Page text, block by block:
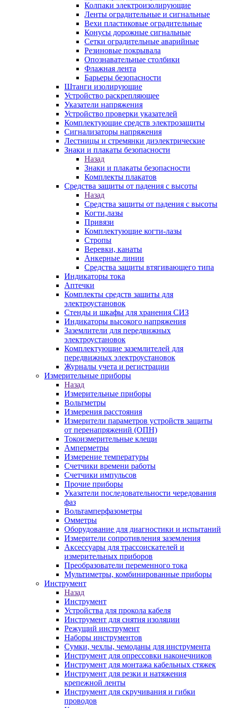
Колпаки электроизолирующие
Ленты оградительные и сигнальные
Вехи пластиковые оградительные
Конусы дорожные сигнальные
Сетки оградительные аварийные
Резиновые покрывала
Опознавательные столбики
Флажная лента
Барьеры безопасности
Штанги изолирующие
Устройство раскрепляющее
Указатели напряжения
Устройство проверки указателей
Комплектующие средств электрозащиты
Сигнализаторы напряжения
Лестницы и стремянки диэлектрические
Знаки и плакаты безопасности
Назад
Знаки и плакаты безопасности
Комплекты плакатов
Средства защиты от падения с высоты
Назад
Средства защиты от падения с высоты
Когти,лазы
Привязи
Комплектующие когти-лазы
Стропы
Веревки, канаты
Анкерные линии
Средства защиты втягивающего типа
Индикаторы тока
Аптечки
Комплекты средств защиты для
электроустановок
Стенды и шкафы для хранения СИЗ
Индикаторы высокого напряжения
Заземлители для передвижных
электроустановок
Комплектующие заземлителей для
передвижных электроустановок
Журналы учета и регистрации
Измерительные приборы
Назад
Измерительные приборы
Вольтметры
Измерения расстояния
Измерители параметров устройств защиты
от перенапряжений (ОПН)
Токоизмерительные клещи
Амперметры
Измерение температуры
Счетчики времени работы
Счетчики импульсов
Прочие приборы
Указатели последовательности чередования
фаз
Вольтамперфазометры
Омметры
Оборудование для диагностики и испытаний
Измерители сопротивления заземления
Аксессуары для трассоискателей и
измерительных приборов
Преобразователи переменного тока
Мультиметры, комбинированные приборы
Инструмент
Назад
Инструмент
Устройства для прокола кабеля
Инструмент для снятия изоляции
Режущий инструмент
Наборы инструментов
Сумки, чехлы, чемоданы для инструмента
Инструмент для опрессовки наконечников
Инструмент для монтажа кабельных стяжек
Инструмент для резки и натяжения
крепежной ленты
Инструмент для скручивания и гибки
проводов